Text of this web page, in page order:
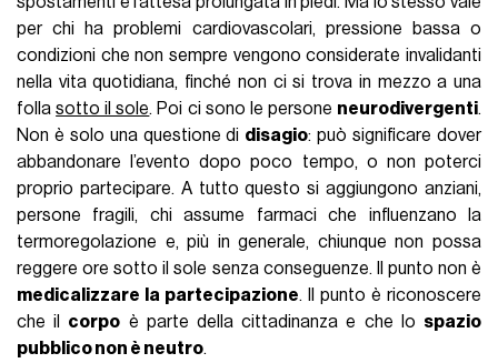
per chi ha problemi cardiovascolari, pressione bassa o
condizioni che non sempre vengono considerate invalidanti
nella vita quotidiana, finché non ci si trova in mezzo a una
follasotto il sole. Poi ci sono le persone neurodivergenti.
Non è solo una questione di disagio: può significare dover
abbandonare l’evento dopo poco tempo, o non poterci
proprio partecipare. A tutto questo si aggiungono anziani,
persone fragili, chi assume farmaci che influenzano la
termoregolazione e, più in generale, chiunque non possa
reggere ore sotto il sole senza conseguenze. Il punto non è
medicalizzare la partecipazione. Il punto è riconoscere
che il corpo è parte della cittadinanza e che lo spazio
pubblico non è neutro.